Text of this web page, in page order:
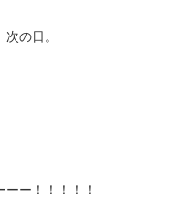
の日。
ー！！！！！